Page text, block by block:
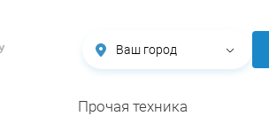
Ваш город
Прочая техника